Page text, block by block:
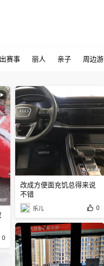
赛事 丽人 亲子 周边游
0
改成方便面充饥总得来说
不错
乐儿 0